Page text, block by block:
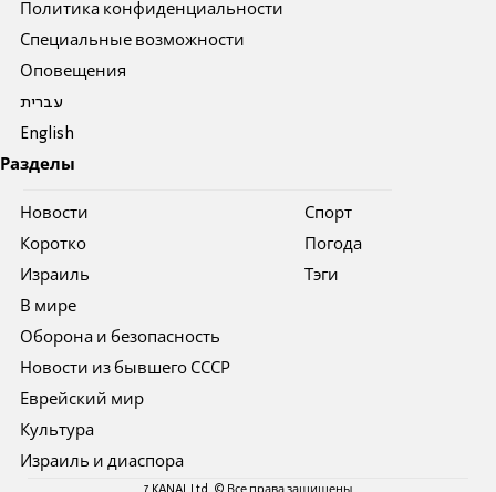
Политика конфиденциальности
Специальные возможности
Оповещения
עברית
English
Разделы
Новости
Коротко
Израиль
В мире
Оборона и безопасность
Новости из бывшего СССР
Еврейский мир
Культура
Израиль и диаспора
Спорт
Погода
Тэги